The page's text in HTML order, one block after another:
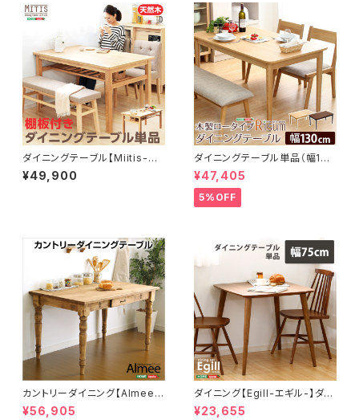
ダイニングテーブル【Miitis-ミ
ティス-】（幅135cmタイプ）単
品 SH-01MTS-T135
¥49,900
ダイニングテーブル単品（幅130
cm） ナチュラルロータイプ
木製アッシュ材｜Risum-リス
ム- SH-01RIS-T130
¥47,405
5%OFF
カントリーダイニング【Almee-
アルム-】ダイニングテーブル単
品（幅120cm） SH-01ALM-
¥56,905
ダイニング【Egill-エギル-】ダイ
ニングテーブル単品（幅75cmタ
イプ） SH-01EGL-T75
¥23,655